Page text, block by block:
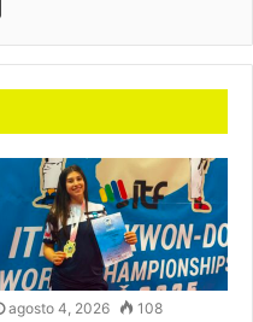
agosto 4, 2026 108